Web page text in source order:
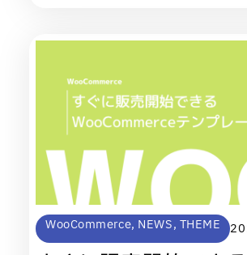
WooCommerce, NEWS, THEME